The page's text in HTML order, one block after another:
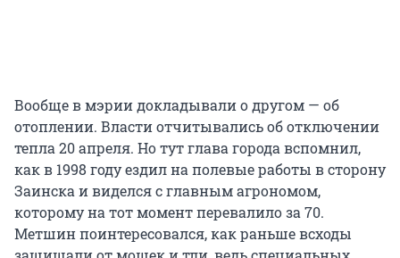
Вообще в мэрии докладывали о другом — об
отоплении. Власти отчитывались об отключении
тепла 20 апреля. Но тут глава города вспомнил,
как в 1998 году ездил на полевые работы в сторону
Заинска и виделся с главным агрономом,
которому на тот момент перевалило за 70.
Метшин поинтересовался, как раньше всходы